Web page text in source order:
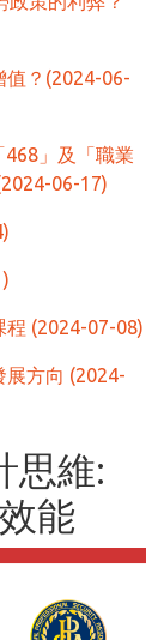
值？(2024-06-
」及「職業
06-17)
程 (2024-07-08)
展方向 (2024-
思維:
能